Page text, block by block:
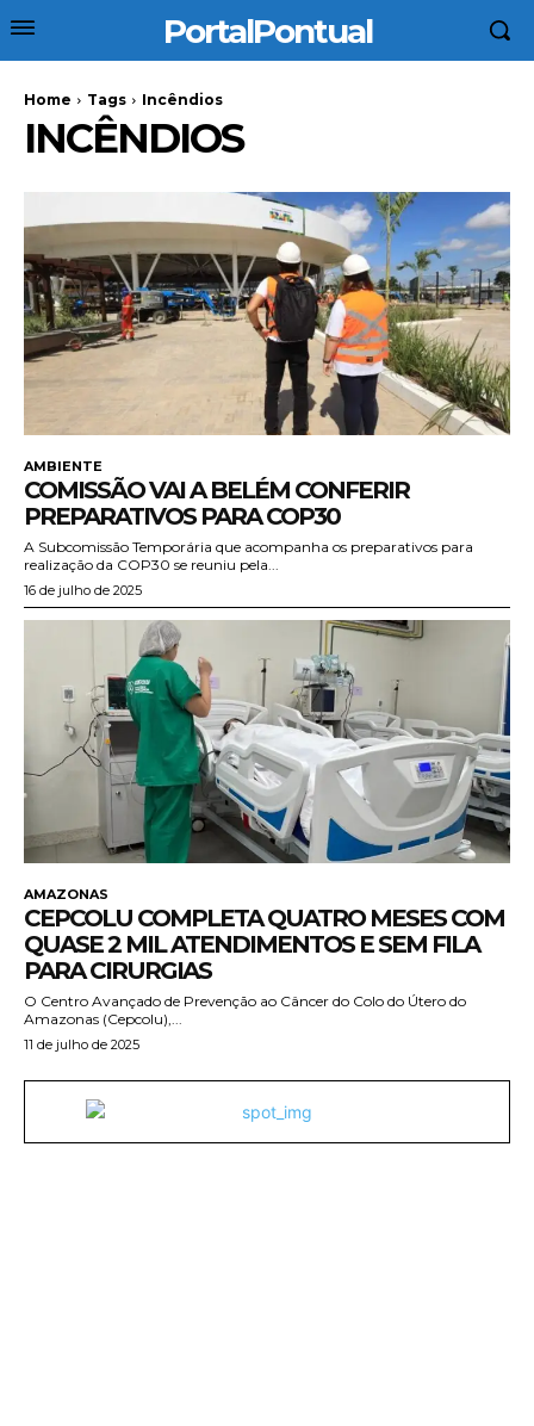
PortalPontual
Home Tags Incêndios
INCÊNDIOS
AMBIENTE
COMISSÃO VAI A BELÉM CONFERIR
PREPARATIVOS PARA COP30
A Subcomissão Temporária que acompanha os preparativos para
realização da COP30 se reuniu pela...
16 de julho de 2025
AMAZONAS
CEPCOLU COMPLETA QUATRO MESES COM
QUASE 2 MIL ATENDIMENTOS E SEM FILA
PARA CIRURGIAS
O Centro Avançado de Prevenção ao Câncer do Colo do Útero do
Amazonas (Cepcolu),...
11 de julho de 2025